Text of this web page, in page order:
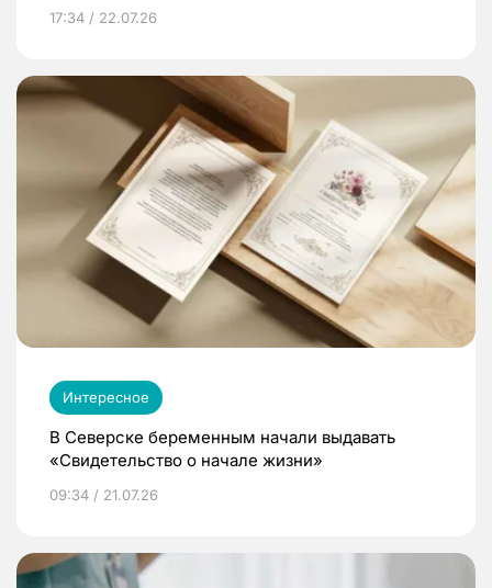
17:34 / 22.07.26
Интересное
В Северске беременным начали выдавать
«Свидетельство о начале жизни»
09:34 / 21.07.26